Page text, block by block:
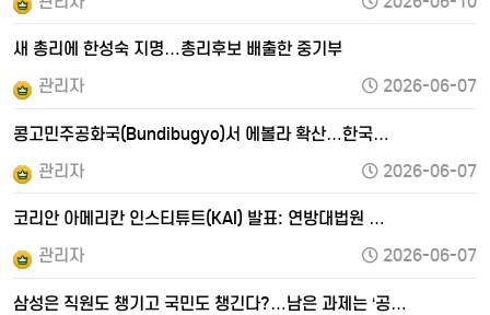
새 총리에 한성숙 지명…총리후보 배출한 중기부
관리자
2026-06-07
콩고민주공화국(Bundibugyo)서 에볼라 확산…한국…
관리자
2026-06-07
코리안 아메리칸 인스티튜트(KAI) 발표: 연방대법원 …
관리자
2026-06-07
삼성은 직원도 챙기고 국민도 챙긴다?…남은 과제는 ‘공…